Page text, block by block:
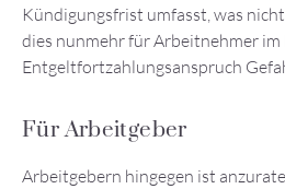
Kündigungsfrist umfasst, was
dies nunmehr für Arbeitnehmer
Entgeltfortzahlungsanspruch
Für Arbeitgeber
Arbeitgebern hingegen ist